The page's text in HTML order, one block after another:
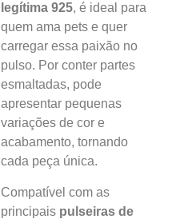
legítima 925, é ideal para
quem ama pets e quer
carregar essa paixão no
pulso. Por conter partes
esmaltadas, pode
apresentar pequenas
variações de cor e
acabamento, tornando
cada peça única.
Compatível com as
principais pulseiras de